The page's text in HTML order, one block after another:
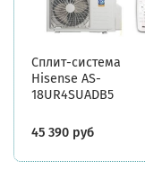
Сплит-система
Hisense AS-
18UR4SUADB5
45 390 руб